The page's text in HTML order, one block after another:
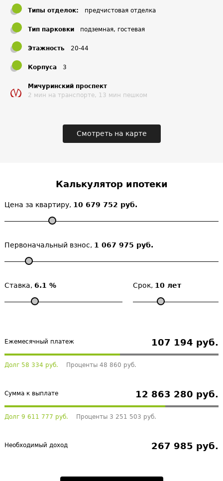
Типы отделок: предчистовая отделка
Тип парковки подземная, гостевая
Этажность 20-44
Корпуса 3
Мичуринский проспект
2 мин на транспорте, 13 мин пешком
Смотреть на карте
Калькулятор ипотеки
Цена за квартиру, 10 679 752 руб.
Первоначальный взнос, 1 067 975 руб.
Ставка, 6.1 % Срок, 10 лет
Ежемесячный платеж 107 194 руб.
Долг 58 334 руб. Проценты 48 860 руб.
Сумма к выплате 12 863 280 руб.
Долг 9 611 777 руб. Проценты 3 251 503 руб.
Необходимый доход 267 985 руб.